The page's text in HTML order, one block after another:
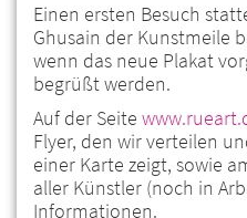
Einen ersten Besuch
Ghusain der Kunstmeile
wenn das neue Plakat
begrüßt werden.
Auf der Seite
Flyer, den wir verteilen
einer Karte zeigt, sowie
aller Künstler (noch in
Informationen.